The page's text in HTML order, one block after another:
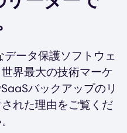
データ保護ソフトウェ
界最大の技術マーケ
バックアップのリ
れた理由をご覧くだ